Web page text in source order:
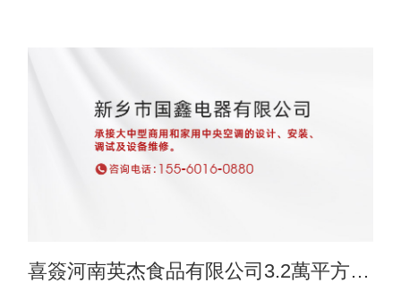
喜簽河南英杰食品有限公司3.2萬平方米